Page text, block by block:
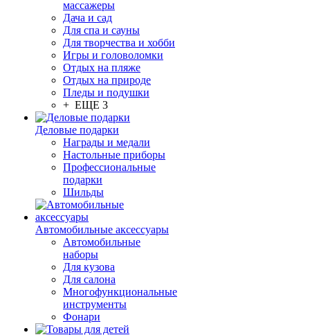
массажеры
Дача и сад
Для спа и сауны
Для творчества и хобби
Игры и головоломки
Отдых на пляже
Отдых на природе
Пледы и подушки
+ ЕЩЕ 3
Деловые подарки
Награды и медали
Настольные приборы
Профессиональные
подарки
Шильды
Автомобильные аксессуары
Автомобильные
наборы
Для кузова
Для салона
Многофункциональные
инструменты
Фонари